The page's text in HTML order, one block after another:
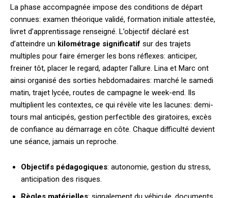
La phase accompagnée impose des conditions de départ
connues: examen théorique validé, formation initiale attestée,
livret d’apprentissage renseigné. L’objectif déclaré est
d’atteindre un kilométrage significatif sur des trajets
multiples pour faire émerger les bons réflexes: anticiper,
freiner tôt, placer le regard, adapter l’allure. Lina et Marc ont
ainsi organisé des sorties hebdomadaires: marché le samedi
matin, trajet lycée, routes de campagne le week-end. Ils
multiplient les contextes, ce qui révèle vite les lacunes: demi-
tours mal anticipés, gestion perfectible des giratoires, excès
de confiance au démarrage en côte. Chaque difficulté devient
une séance, jamais un reproche.
Objectifs pédagogiques: autonomie, gestion du stress,
anticipation des risques.